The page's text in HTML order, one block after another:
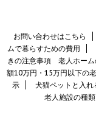
お問い合わせはこちら
ムで暮らすための費用
きの注意事項 老人ホーム
額10万円・15万円以下の
示
犬猫ペットと入
老人施設の種